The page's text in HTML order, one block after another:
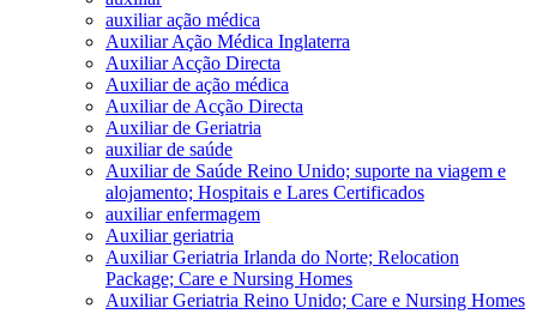
auxiliar ação médica
Auxiliar Ação Médica Inglaterra
Auxiliar Acção Directa
Auxiliar de ação médica
Auxiliar de Acção Directa
Auxiliar de Geriatria
auxiliar de saúde
Auxiliar de Saúde Reino Unido; suporte na viagem e
alojamento; Hospitais e Lares Certificados
auxiliar enfermagem
Auxiliar geriatria
Auxiliar Geriatria Irlanda do Norte; Relocation
Package; Care e Nursing Homes
Auxiliar Geriatria Reino Unido; Care e Nursing Homes